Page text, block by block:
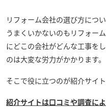
リフォーム会社の選び方につ
うまくいかないのもリフォー
にどこの会社がどんな工事を
のは大変な労力がかかります。
そこで役に立つのが紹介サイト
紹介サイトは口コミや調査に